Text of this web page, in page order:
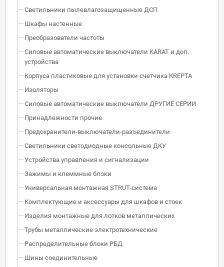
Светильники пылевлагозащищенные ДСП
Шкафы настенные
Преобразователи частоты
Силовые автоматические выключатели KARAT и доп.
устройства
Корпуса пластиковые для установки счетчика KREPTA
Изоляторы
Силовые автоматические выключатели ДРУГИЕ СЕРИИ
Принадлежности прочие
Предохранители-выключатели-разъединители
Светильники светодиодные консольные ДКУ
Устройства управления и сигнализации
Зажимы и клеммные блоки
Универсальная монтажная STRUT-система
Комплектующие и аксессуары для шкафов и стоек
Изделия монтажные для лотков металлических
Трубы металлические электротехнические
Распределительные блоки РБД
Шины соединительные